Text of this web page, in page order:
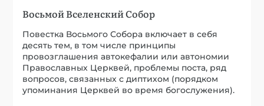
Восьмой Вселенский Собор
Повестка Восьмого Собора включает в себя
десять тем, в том числе принципы
провозглашения автокефалии или автономии
Православных Церквей, проблемы поста, ряд
вопросов, связанных с диптихом (порядком
упоминания Церквей во время богослужения).